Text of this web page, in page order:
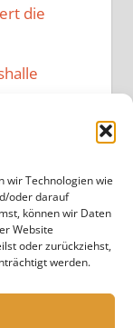
wir Technologien wie
oder darauf
können wir Daten
Website
oder zurückziehst,
werden.
die